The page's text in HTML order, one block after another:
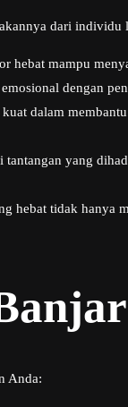
dari
hebat mampu
dengan
dalam
yang
hebat tidak hanya
Anda: